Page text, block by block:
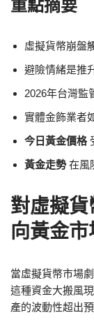
重點摘要
虛擬貨幣崩盤
避險情緒是推
2026年台灣監
實體金飾業者
今日黃金價格
黃金走勢在風
對虛擬
向黃金市
當虛擬貨幣市場
這種資金大搬風
產的波動性超出